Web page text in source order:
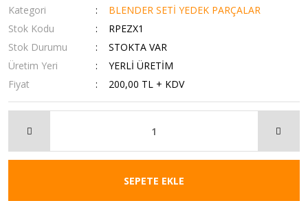
Kategori
BLENDER SETİ YEDEK PARÇALAR
Stok Kodu
RPEZX1
Stok Durumu
STOKTA VAR
Üretim Yeri
YERLİ ÜRETİM
Fiyat
200,00 TL + KDV
SEPETE EKLE